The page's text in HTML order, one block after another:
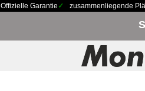
Offizielle Garantie zusammenliegende